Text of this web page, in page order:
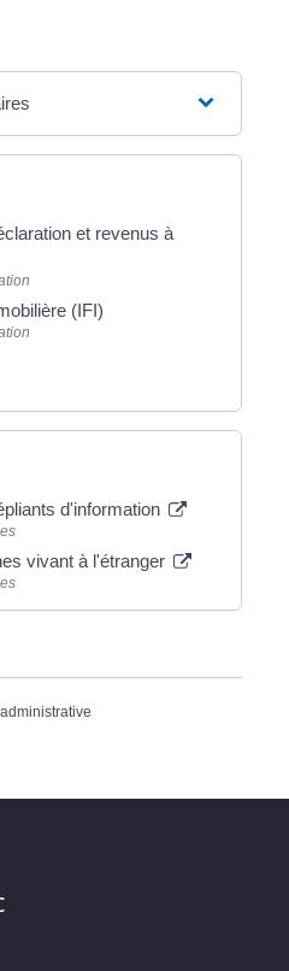
et revenus à
(IFI)
d'information
vivant à l'étranger